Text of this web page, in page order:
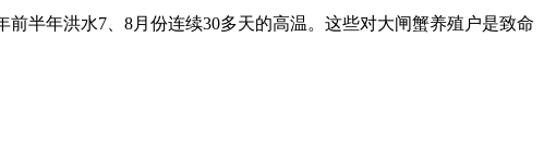
半年洪水7、8月份连续30多天的高温。这些对大闸蟹养殖户是致命